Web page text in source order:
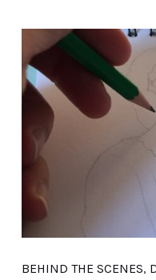
BEHIND THE SCENES,